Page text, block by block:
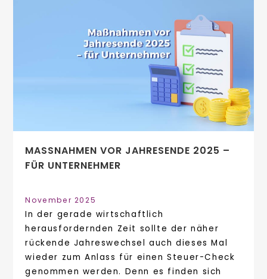
MASSNAHMEN VOR JAHRESENDE 2025 – F
ÜR UNTERNEHMER
November 2025
In der gerade wirtschaftlich
herausfordernden Zeit sollte der näher
rückende Jahreswechsel auch dieses Mal
wieder zum Anlass für einen Steuer-Check
genommen werden. Denn es finden sich